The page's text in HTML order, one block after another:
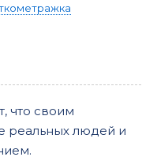
что своим
реальных людей и